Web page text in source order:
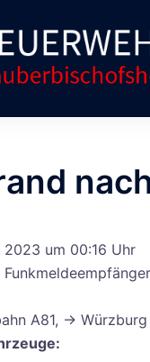
2023 um 00:16 Uhr
Funkmeldeempfänger
A81, -> Würzburg